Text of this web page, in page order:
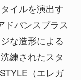
イルを演出す
ドバンスブラス
な造形による
練されたスタ
（エレガ